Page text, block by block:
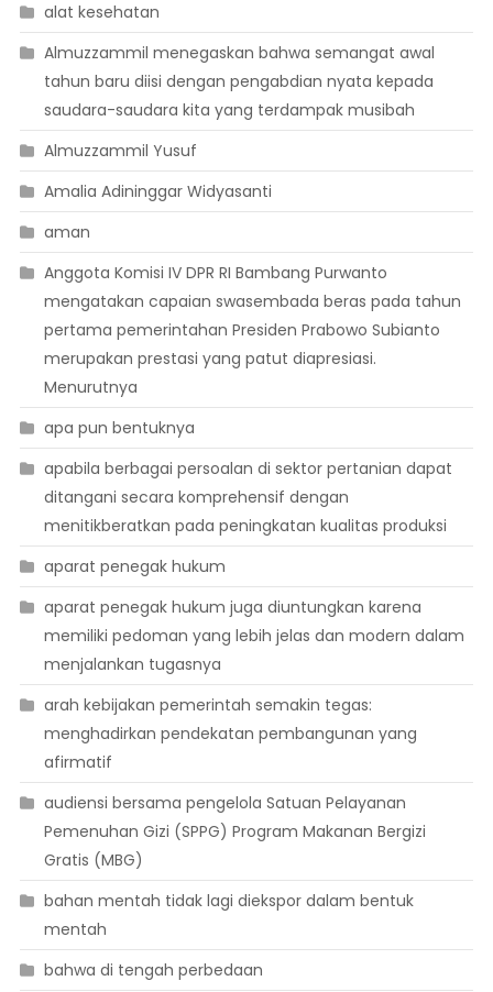
alat kesehatan
Almuzzammil menegaskan bahwa semangat awal
tahun baru diisi dengan pengabdian nyata kepada
saudara-saudara kita yang terdampak musibah
Almuzzammil Yusuf
Amalia Adininggar Widyasanti
aman
Anggota Komisi IV DPR RI Bambang Purwanto
mengatakan capaian swasembada beras pada tahun
pertama pemerintahan Presiden Prabowo Subianto
merupakan prestasi yang patut diapresiasi.
Menurutnya
apa pun bentuknya
apabila berbagai persoalan di sektor pertanian dapat
ditangani secara komprehensif dengan
menitikberatkan pada peningkatan kualitas produksi
aparat penegak hukum
aparat penegak hukum juga diuntungkan karena
memiliki pedoman yang lebih jelas dan modern dalam
menjalankan tugasnya
arah kebijakan pemerintah semakin tegas:
menghadirkan pendekatan pembangunan yang
afirmatif
audiensi bersama pengelola Satuan Pelayanan
Pemenuhan Gizi (SPPG) Program Makanan Bergizi
Gratis (MBG)
bahan mentah tidak lagi diekspor dalam bentuk
mentah
bahwa di tengah perbedaan